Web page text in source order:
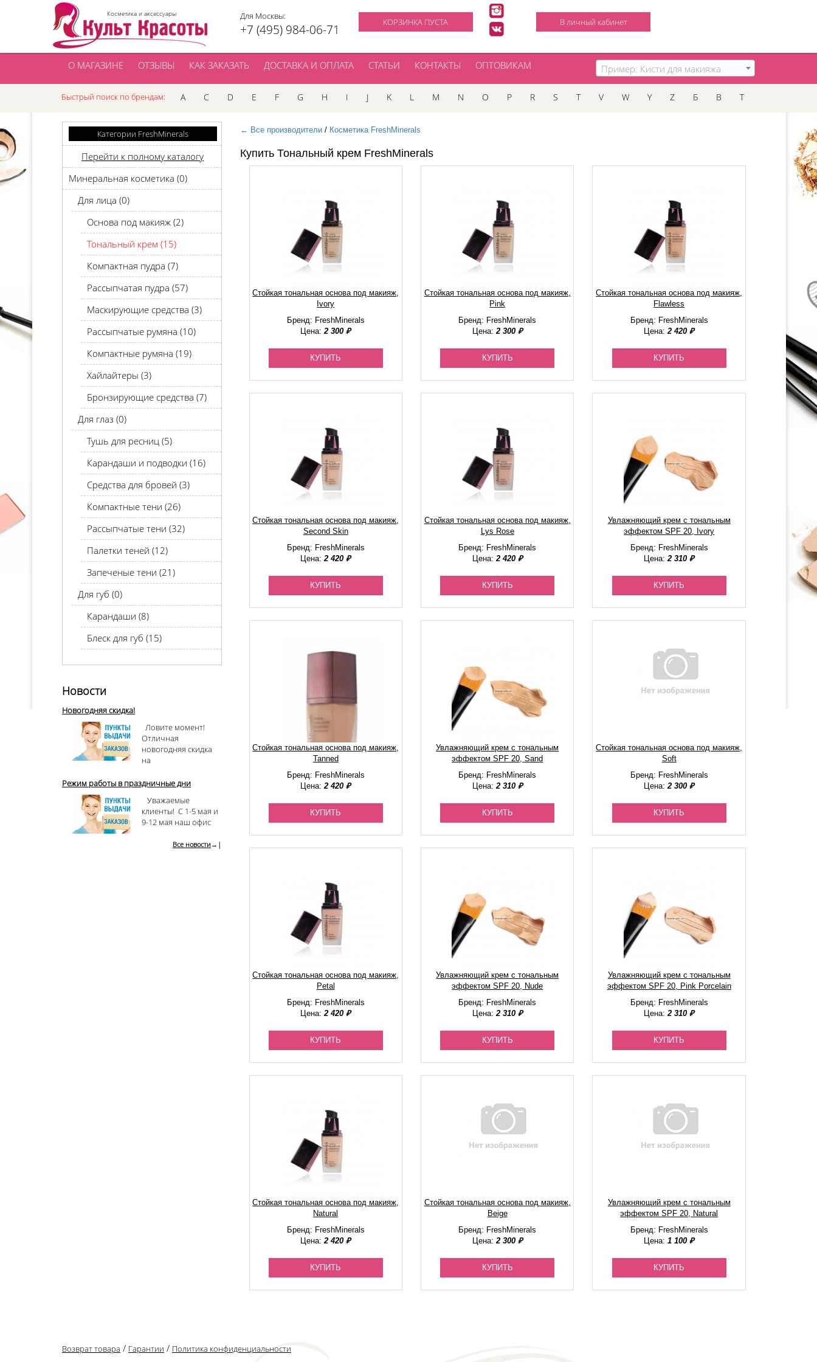
Косметика и аксессуары Для Москвы:
+7 (495) 984-06-71
КОРЗИНКА ПУСТА В личный кабинет
О МАГАЗИНЕ ОТЗЫВЫ КАК ЗАКАЗАТЬ ДОСТАВКА И ОПЛАТА СТАТЬИ КОНТАКТЫ ОПТОВИКАМ Пример: Кисти для макияжа
Быстрый поиск по брендам: A C D E F G H I J K L M N O P R S T V W Y Z Б В Т
Категории FreshMinerals
Перейти к полному каталогу
Минеральная косметика (0)
Для лица (0)
Основа под макияж (2)
Тональный крем (15)
Компактная пудра (7)
Рассыпчатая пудра (57)
Маскирующие средства (3)
Рассыпчатые румяна (10)
Компактные румяна (19)
Хайлайтеры (3)
Бронзирующие средства (7)
Для глаз (0)
Тушь для ресниц (5)
Карандаши и подводки (16)
Средства для бровей (3)
Компактные тени (26)
Рассыпчатые тени (32)
Палетки теней (12)
Запеченые тени (21)
Для губ (0)
Карандаши (8)
Блеск для губ (15)
Новости
Новогодняя скидка!
Ловите момент!
Отличная
новогодняя скидка
на
Режим работы в праздничные дни
Уважаемые
клиенты! С 1-5 мая и
9-12 мая наш офис
Все новости →|
← Все производители/ Косметика FreshMinerals
Купить Тональный крем FreshMinerals
Стойкая тональная основа под макияж,
Ivory
Бренд: FreshMinerals
Цена:2 300 ₽
КУПИТЬ
Стойкая тональная основа под макияж,
Pink
Бренд: FreshMinerals
Цена:2 300 ₽
КУПИТЬ
Стойкая тональная основа под макияж,
Flawless
Бренд: FreshMinerals
Цена:2 420 ₽
КУПИТЬ
Стойкая тональная основа под макияж,
Second Skin
Бренд: FreshMinerals
Цена:2 420 ₽
КУПИТЬ
Стойкая тональная основа под макияж,
Lys Rose
Бренд: FreshMinerals
Цена:2 420 ₽
КУПИТЬ
Увлажняющий крем с тональным
эффектом SPF 20, Ivory
Бренд: FreshMinerals
Цена:2 310 ₽
КУПИТЬ
Стойкая тональная основа под макияж,
Tanned
Бренд: FreshMinerals
Цена:2 420 ₽
КУПИТЬ
Увлажняющий крем с тональным
эффектом SPF 20, Sand
Бренд: FreshMinerals
Цена:2 310 ₽
КУПИТЬ
Стойкая тональная основа под макияж,
Soft
Бренд: FreshMinerals
Цена:2 300 ₽
КУПИТЬ
Стойкая тональная основа под макияж,
Petal
Бренд: FreshMinerals
Цена:2 420 ₽
КУПИТЬ
Увлажняющий крем с тональным
эффектом SPF 20, Nude
Бренд: FreshMinerals
Цена:2 310 ₽
КУПИТЬ
Увлажняющий крем с тональным
эффектом SPF 20, Pink Porcelain
Бренд: FreshMinerals
Цена:2 310 ₽
КУПИТЬ
Стойкая тональная основа под макияж,
Natural
Бренд: FreshMinerals
Цена:2 420 ₽
КУПИТЬ
Стойкая тональная основа под макияж,
Beige
Бренд: FreshMinerals
Цена:2 300 ₽
КУПИТЬ
Увлажняющий крем с тональным
эффектом SPF 20, Natural
Бренд: FreshMinerals
Цена:1 100 ₽
КУПИТЬ
Возврат товара / Гарантии / Политика конфиденциальности